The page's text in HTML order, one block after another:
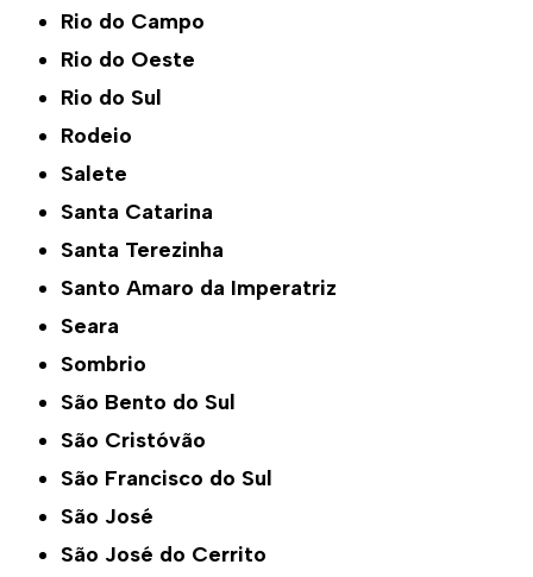
Rio do Campo
Rio do Oeste
Rio do Sul
Rodeio
Salete
Santa Catarina
Santa Terezinha
Santo Amaro da Imperatriz
Seara
Sombrio
São Bento do Sul
São Cristóvão
São Francisco do Sul
São José
São José do Cerrito